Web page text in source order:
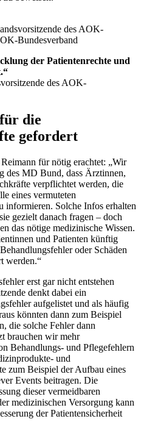
des AOK-
Bundesverband
der Patientenrechte und
des AOK-
die
gefordert
für nötig erachtet: „Wir
des MD Bund, dass Ärztinnen,
verpflichtet werden, die
eines vermuteten
informieren. Solche Infos erhalten
gezielt danach fragen – doch
das nötige medizinische Wissen.
und Patienten künftig
oder Schäden
werden.“
erst gar nicht entstehen
denkt dabei ein
aufgelistet und als häufig
könnten dann zum Beispiel
die solche Fehler dann
brauchen wir mehr
Behandlungs- und Pflegefehlern
und
zum Beispiel der Aufbau eines
Events beitragen. Die
dieser vermeidbaren
medizinischen Versorgung kann
der Patientensicherheit